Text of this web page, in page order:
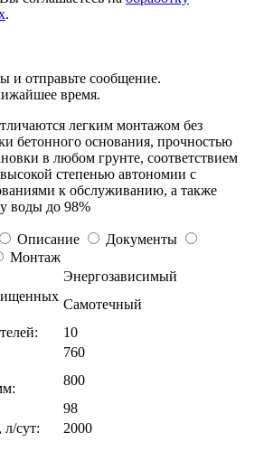
.
и отправьте сообщение.
время.
легким монтажом без
бетонного основания, прочностью
в любом грунте, соответствием
степенью автономии с
к обслуживанию, а также
воды до 98%
Описание
Документы
Монтаж
Энергозависимый
Самотечный
10
760
800
98
л/сут:
2000